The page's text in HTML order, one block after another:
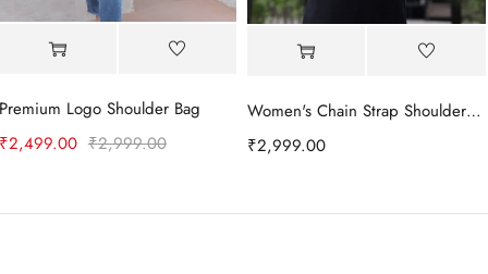
Logo Shoulder Bag
₹2,999.00
2,499.00
Women's Chain Strap Shoulder Bag
₹2,999.00